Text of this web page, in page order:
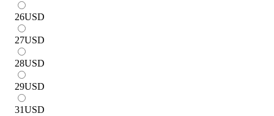
26USD
27USD
28USD
29USD
31USD